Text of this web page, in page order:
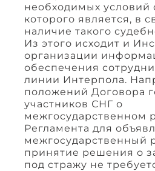
необходимых условий
которого является, в
наличие такого
Из этого исходит и
организации
обеспечения
линии Интерпола.
положений Договора
участников СНГ о
межгосударственном
Регламента для
межгосударственный
принятие решения о
под стражу не